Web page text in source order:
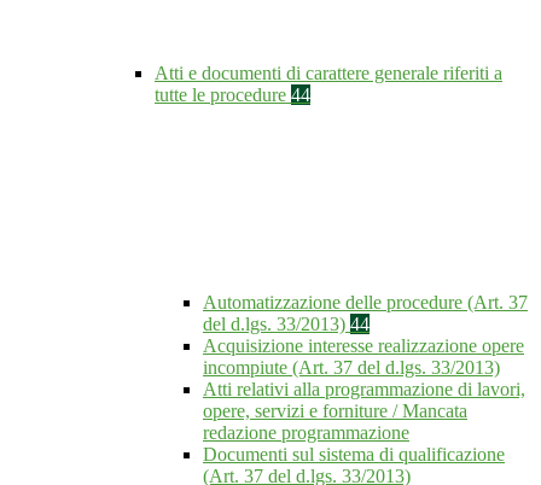
Atti e documenti di carattere generale riferiti a
tutte le procedure 44
Automatizzazione delle procedure (Art. 37
del d.lgs. 33/2013) 44
Acquisizione interesse realizzazione opere
incompiute (Art. 37 del d.lgs. 33/2013)
Atti relativi alla programmazione di lavori,
opere, servizi e forniture / Mancata
redazione programmazione
Documenti sul sistema di qualificazione
(Art. 37 del d.lgs. 33/2013)